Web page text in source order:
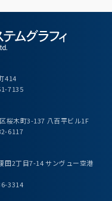
414
7135
桜木町3-137 八百平ビル1F
6117
田2丁目7-14 サンヴュー空港
3314